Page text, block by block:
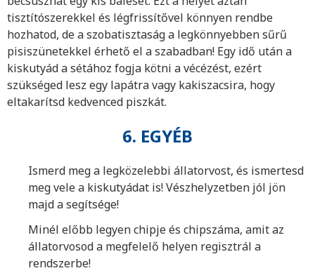
tisztítószerekkel és légfrissítővel könnyen rendbe
hozhatod, de a szobatisztaság a legkönnyebben sűrű
pisiszünetekkel érhető el a szabadban! Egy idő után a
kiskutyád a sétához fogja kötni a vécézést, ezért
szükséged lesz egy lapátra vagy kakiszacsira, hogy
eltakarítsd kedvenced piszkát.
6. EGYÉB
Ismerd meg a legközelebbi állatorvost, és ismertesd
meg vele a kiskutyádat is! Vészhelyzetben jól jön
majd a segítsége!
Minél előbb legyen chipje és chipszáma, amit az
állatorvosod a megfelelő helyen regisztrál a
rendszerbe!